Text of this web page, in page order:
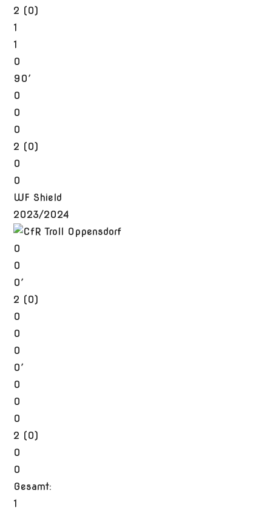
2 (0)
1
1
0
90′
0
0
0
2 (0)
0
0
WF Shield
2023/2024
0
0
0′
2 (0)
0
0
0
0′
0
0
0
2 (0)
0
0
Gesamt:
1